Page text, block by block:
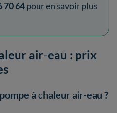
70 64pour en savoir plus
air-eau : prix
à chaleur air-eau ?